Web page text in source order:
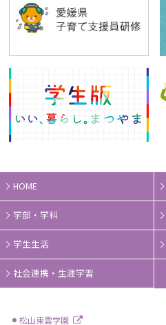
HOME
学部・学科
学生生活
社会連携・生涯学習
松山東雲学園